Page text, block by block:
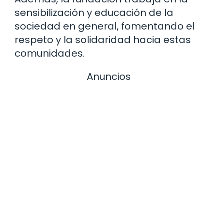
sensibilización y educación de la
sociedad en general, fomentando el
respeto y la solidaridad hacia estas
comunidades.
Anuncios